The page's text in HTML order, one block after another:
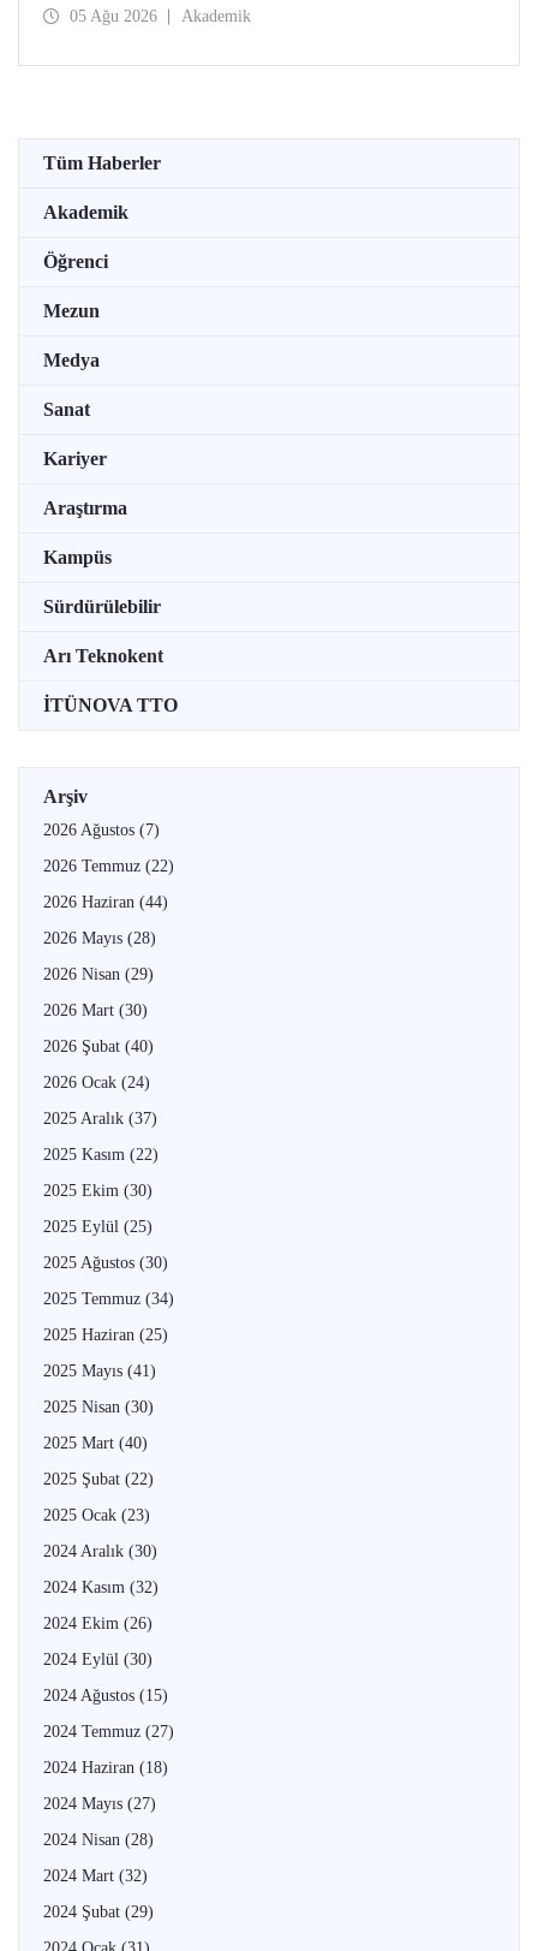
Koşullarına Bağlı Mikrolif Salımı: Aşınma, UV Maruziyeti
05 Ağu 2026 Akademik
Tüm Haberler
Akademik
Öğrenci
Mezun
Medya
Sanat
Kariyer
Araştırma
Kampüs
Sürdürülebilir
Arı Teknokent
İTÜNOVA TTO
Arşiv
2026 Ağustos (7)
2026 Temmuz (22)
2026 Haziran (44)
2026 Mayıs (28)
2026 Nisan (29)
2026 Mart (30)
2026 Şubat (40)
2026 Ocak (24)
2025 Aralık (37)
2025 Kasım (22)
2025 Ekim (30)
2025 Eylül (25)
2025 Ağustos (30)
2025 Temmuz (34)
2025 Haziran (25)
2025 Mayıs (41)
2025 Nisan (30)
2025 Mart (40)
2025 Şubat (22)
2025 Ocak (23)
2024 Aralık (30)
2024 Kasım (32)
2024 Ekim (26)
2024 Eylül (30)
2024 Ağustos (15)
2024 Temmuz (27)
2024 Haziran (18)
2024 Mayıs (27)
2024 Nisan (28)
2024 Mart (32)
2024 Şubat (29)